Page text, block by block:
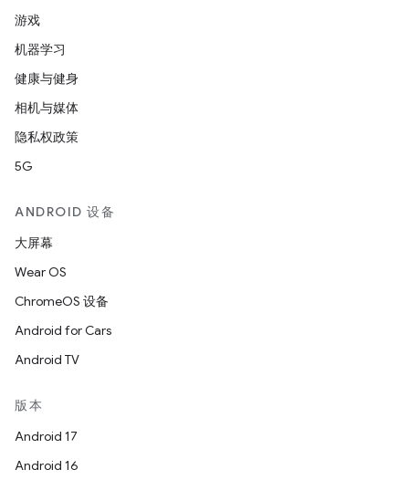
游戏
机器学习
健康与健身
相机与媒体
隐私权政策
5G
ANDROID 设备
大屏幕
Wear OS
ChromeOS 设备
Android for Cars
Android TV
版本
Android 17
Android 16